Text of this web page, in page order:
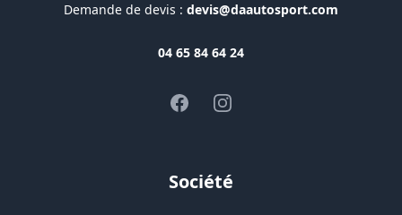
Demande de devis : devis@daautosport.com
04 65 84 64 24
FacebookInstagram
Société